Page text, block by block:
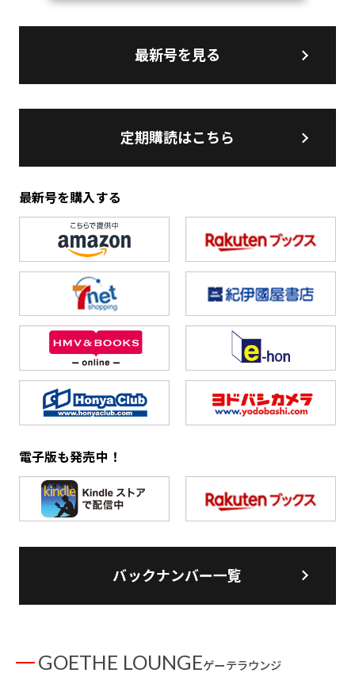
最新号を見る
定期購読はこちら
最新号を購入する
電子版も発売中！
バックナンバー一覧
GOETHE LOUNGEゲーテラウンジ